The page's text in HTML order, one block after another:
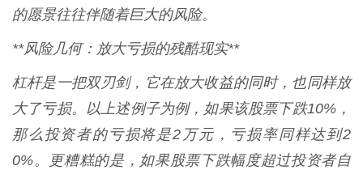
的愿景往往伴随着巨大的风险。
**风险几何：放大亏损的残酷现实**
杠杆是一把双刃剑，它在放大收益的同时，也同样放
大了亏损。以上述例子为例，如果该股票下跌10%，
那么投资者的亏损将是2万元，亏损率同样达到2
0%。更糟糕的是，如果股票下跌幅度超过投资者自